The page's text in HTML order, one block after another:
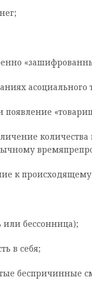
асоциального
к
или бессонница);
в себя;
беспричинные